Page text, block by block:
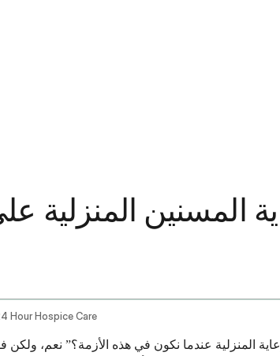
المنزلية على مدار
Hour Hospice Care
الحياة، فإن أحد أهم هذه القرارات هو “هل ستدفع ميديكير مقابل 24 ساعة من الرعاية المنزلية